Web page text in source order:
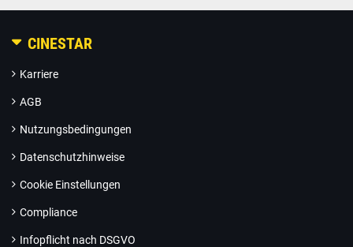
CINESTAR
Karriere
AGB
Nutzungsbedingungen
Datenschutzhinweise
Cookie Einstellungen
Compliance
Infopflicht nach DSGVO